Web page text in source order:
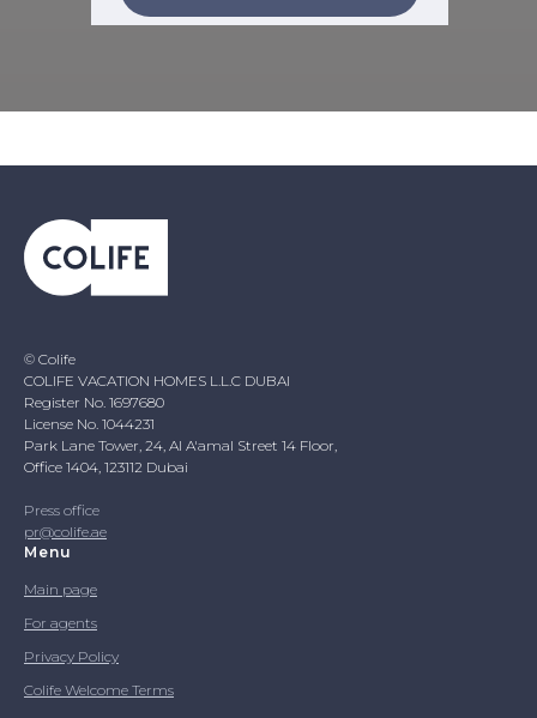
© Colife
COLIFE VACATION HOMES L.L.C DUBAI
Register No. 1697680
License No. 1044231
Park Lane Tower, 24, Al A'amal Street 14 Floor,
Office 1404, 123112 Dubai
Press office
pr@colife.ae
Menu
Main page
For agents
Privacy Policy
Colife Welcome Terms